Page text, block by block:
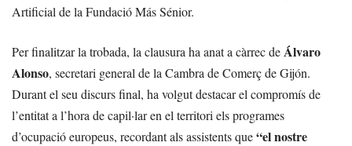
Artificial de la Fundació Más Sénior.
Per finalitzar la trobada, la clausura ha anat a càrrec de Álvaro
Alonso, secretari general de la Cambra de Comerç de Gijón.
Durant el seu discurs final, ha volgut destacar el compromís de
l’entitat a l’hora de capil·lar en el territori els programes
d’ocupació europeus, recordant als assistents que“el nostre